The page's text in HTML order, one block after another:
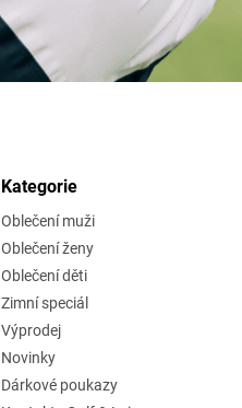
Kategorie
Oblečení muži
Oblečení ženy
Oblečení děti
Zimní speciál
Výprodej
Novinky
Dárkové poukazy